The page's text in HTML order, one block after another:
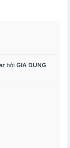
bởi GIA DỤNG